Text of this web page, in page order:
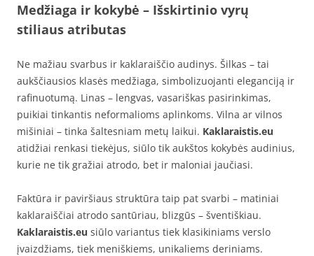
Medžiaga ir kokybė – Išskirtinio vyrų
stiliaus atributas
Ne mažiau svarbus ir kaklaraiščio audinys. Šilkas – tai
aukščiausios klasės medžiaga, simbolizuojanti eleganciją ir
rafinuotumą. Linas – lengvas, vasariškas pasirinkimas,
puikiai tinkantis neformalioms aplinkoms. Vilna ar vilnos
mišiniai – tinka šaltesniam metų laikui. Kaklaraistis.eu
atidžiai renkasi tiekėjus, siūlo tik aukštos kokybės audinius,
kurie ne tik gražiai atrodo, bet ir maloniai jaučiasi.
Faktūra ir paviršiaus struktūra taip pat svarbi – matiniai
kaklaraiščiai atrodo santūriau, blizgūs – šventiškiau.
Kaklaraistis.eu siūlo variantus tiek klasikiniams verslo
įvaizdžiams, tiek meniškiems, unikaliems deriniams.